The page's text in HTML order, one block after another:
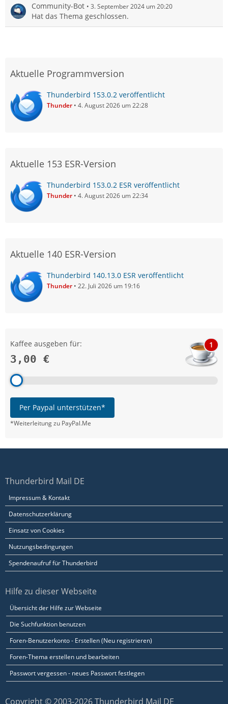
Community-Bot 3. September 2024 um 20:20
Hat das Thema geschlossen.
Aktuelle Programmversion
Thunderbird 153.0.2 veröffentlicht
Thunder 4. August 2026 um 22:28
Aktuelle 153 ESR-Version
Thunderbird 153.0.2 ESR veröffentlicht
Thunder 4. August 2026 um 22:34
Aktuelle 140 ESR-Version
Thunderbird 140.13.0 ESR veröffentlicht
Thunder 22. Juli 2026 um 19:16
Kaffee ausgeben für:
3,00 €
1
Per Paypal unterstützen*
*Weiterleitung zu PayPal.Me
Thunderbird Mail DE
Impressum & Kontakt
Datenschutzerklärung
Einsatz von Cookies
Nutzungsbedingungen
Spendenaufruf für Thunderbird
Hilfe zu dieser Webseite
Übersicht der Hilfe zur Webseite
Die Suchfunktion benutzen
Foren-Benutzerkonto - Erstellen (Neu registrieren)
Foren-Thema erstellen und bearbeiten
Passwort vergessen - neues Passwort festlegen
Copyright © 2003-2026 Thunderbird Mail DE